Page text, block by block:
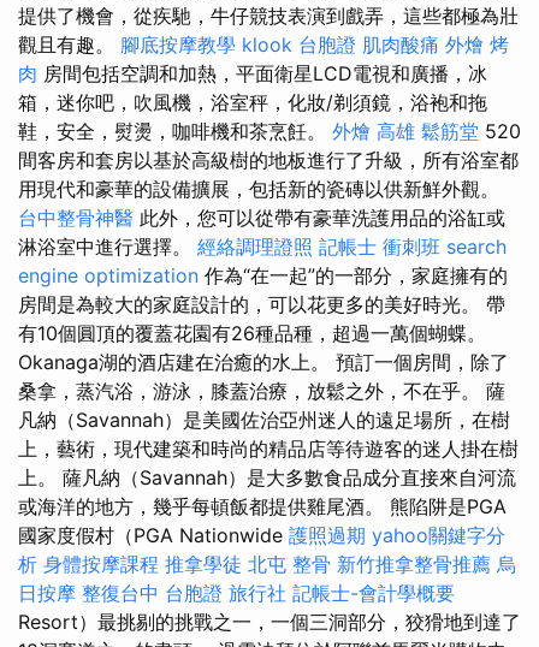
提供了機會，從疾馳，牛仔競技表演到戲弄，這些都極為壯
觀且有趣。 腳底按摩教學 klook 台胞證 肌肉酸痛 外燴 烤
肉 房間包括空調和加熱，平面衛星LCD電視和廣播，冰
箱，迷你吧，吹風機，浴室秤，化妝/剃須鏡，浴袍和拖
鞋，安全，熨燙，咖啡機和茶烹飪。 外燴 高雄 鬆筋堂 520
間客房和套房以基於高級樹的地板進行了升級，所有浴室都
用現代和豪華的設備擴展，包括新的瓷磚以供新鮮外觀。
台中整骨神醫 此外，您可以從帶有豪華洗護用品的浴缸或
淋浴室中進行選擇。 經絡調理證照 記帳士 衝刺班 search
engine optimization 作為“在一起”的一部分，家庭擁有的
房間是為較大的家庭設計的，可以花更多的美好時光。 帶
有10個圓頂的覆蓋花園有26種品種，超過一萬個蝴蝶。
Okanaga湖的酒店建在治癒的水上。 預訂一個房間，除了
桑拿，蒸汽浴，游泳，膝蓋治療，放鬆之外，不在乎。 薩
凡納（Savannah）是美國佐治亞州迷人的遠足場所，在樹
上，藝術，現代建築和時尚的精品店等待遊客的迷人掛在樹
上。 薩凡納（Savannah）是大多數食品成分直接來自河流
或海洋的地方，幾乎每頓飯都提供雞尾酒。 熊陷阱是PGA
國家度假村（PGA Nationwide 護照過期 yahoo關鍵字分
析 身體按摩課程 推拿學徒 北屯 整骨 新竹推拿整骨推薦 烏
日按摩 整復台中 台胞證 旅行社 記帳士-會計學概要
Resort）最挑剔的挑戰之一，一個三洞部分，狡猾地到達了